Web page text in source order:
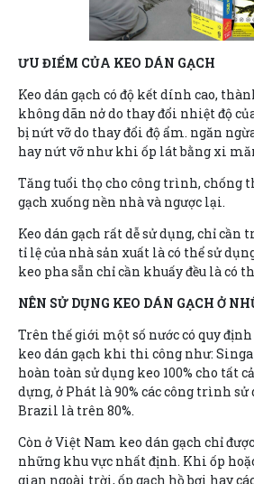
ƯU ĐIỂM CỦA KEO DÁN GẠCH
Keo dán gạch có độ kết dính cao,
không dãn nở do thay đổi nhiệt độ
bị nứt vỡ do thay đổi độ ẩm. ngăn
hay nứt vỡ như khi ốp lát bằng xi
Tăng tuổi thọ cho công trình, chống
gạch xuống nền nhà và ngược lại.
Keo dán gạch rất dễ sử dụng, chỉ cần
tỉ lệ của nhà sản xuất là có thể sử
keo pha sẵn chỉ cần khuấy đều là có
NÊN SỬ DỤNG KEO DÁN GẠCH Ở
Trên thế giới một số nước có quy
keo dán gạch khi thi công như:
hoàn toàn sử dụng keo 100% cho tất
dựng, ở Phát là 90% các công trình sử
Brazil là trên 80%.
Còn ở Việt Nam keo dán gạch chỉ
những khu vực nhất định. Khi ốp
gian ngoài trời, ốp gạch hồ bơi hay